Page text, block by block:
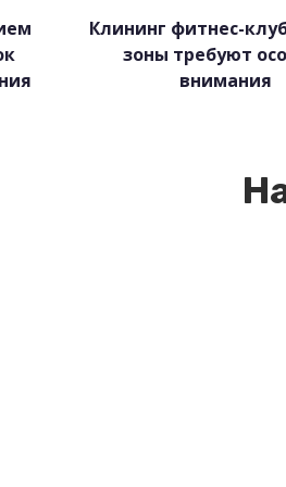
Клининг фитнес-
зоны требуют
внимания